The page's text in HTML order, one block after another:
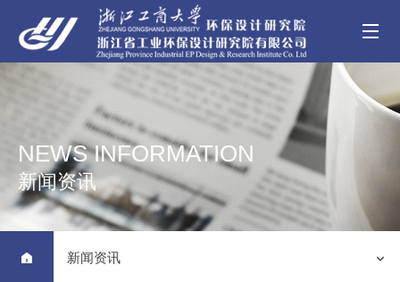
NEWS INFORMATION
新闻资讯
 新闻资讯 